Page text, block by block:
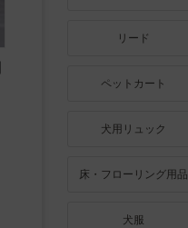
リード
ペットカート
犬用リュック
床・フローリング用品
犬服